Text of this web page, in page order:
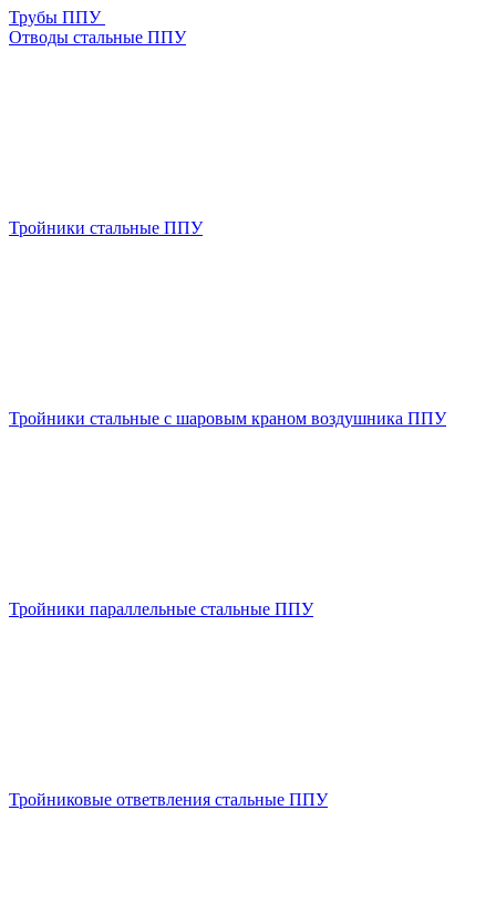
Трубы ППУ
Отводы стальные ППУ
Тройники стальные ППУ
Тройники стальные с шаровым краном воздушника ППУ
Тройники параллельные стальные ППУ
Тройниковые ответвления стальные ППУ